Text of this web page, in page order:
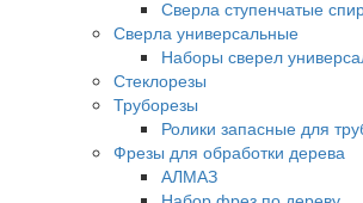
Сверла ступенчатые
Сверла универсальные
Наборы сверел
Стеклорезы
Труборезы
Ролики запасные для
Фрезы для обработки дерева
АЛМАЗ